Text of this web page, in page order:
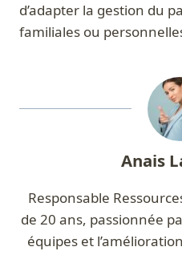
d’adapter la gestion du
familiales ou
Anais
Responsable
de 20 ans, passionnée
équipes et